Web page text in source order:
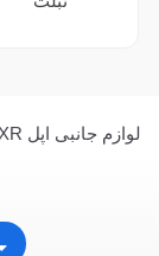
لوازم جانبی اپل iPhone XR